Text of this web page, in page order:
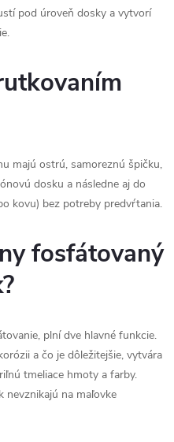
pod úroveň dosky a vytvorí
majú ostrú, samoreznú špičku,
dosku a následne aj do
kovu) bez potreby predvŕtania.
fosfátovaný
plní dve hlavné funkcie.
a čo je dôležitejšie, vytvára
tmeliace hmoty a farby.
nevznikajú na maľovke